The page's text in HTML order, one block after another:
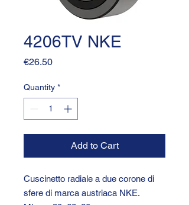
4206TV NKE
€26.50Price
Quantity *
Add to Cart
Cuscinetto radiale a due corone di
sfere di marca austriaca NKE.